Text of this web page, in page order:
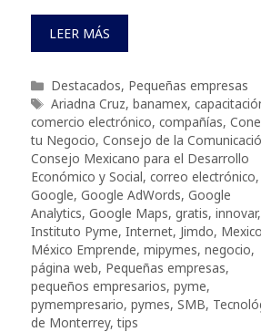
LEER MÁS
Categorías
Destacados, Pequeñas empresas
Etiquetas
Ariadna Cruz, banamex,
comercio electrónico, compañías,
tu Negocio, Consejo de la
Consejo Mexicano para el Desarrollo
Económico y Social, correo electrónico,
Google, Google AdWords, Google
Analytics, Google Maps, gratis, innovar,
Instituto Pyme, Internet, Jimdo, Mexico
México Emprende, mipymes, negocio,
página web, Pequeñas empresas,
pequeños empresarios, pyme,
pymempresario, pymes, SMB,
de Monterrey,tips